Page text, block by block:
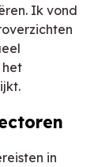
Ik vond
in